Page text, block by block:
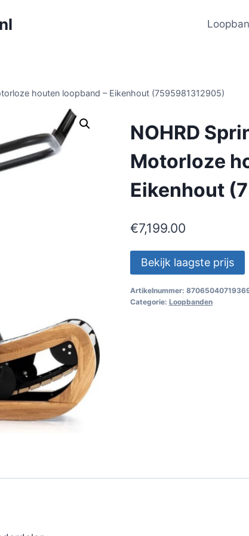
houten loopband – Eikenhout (7595981312905)
NOHRD
Motorloze
Eikenhout
€7,199.00
Bekijk laagste prijs
Artikelnummer:
Categorie: Loopbanden